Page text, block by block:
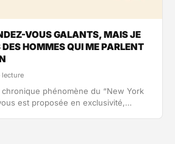
VOUS GALANTS, MAIS JE
DES HOMMES QUI ME PARLENT
lecture
phénomène du “New York
est proposée en exclusivité,